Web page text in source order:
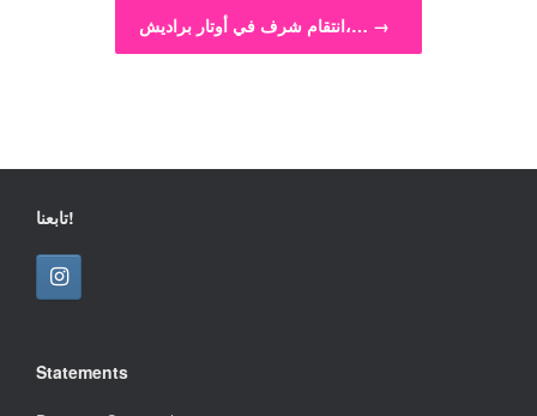
انتقام شرف في أوتار براديش،… →
تابعنا!
Statements